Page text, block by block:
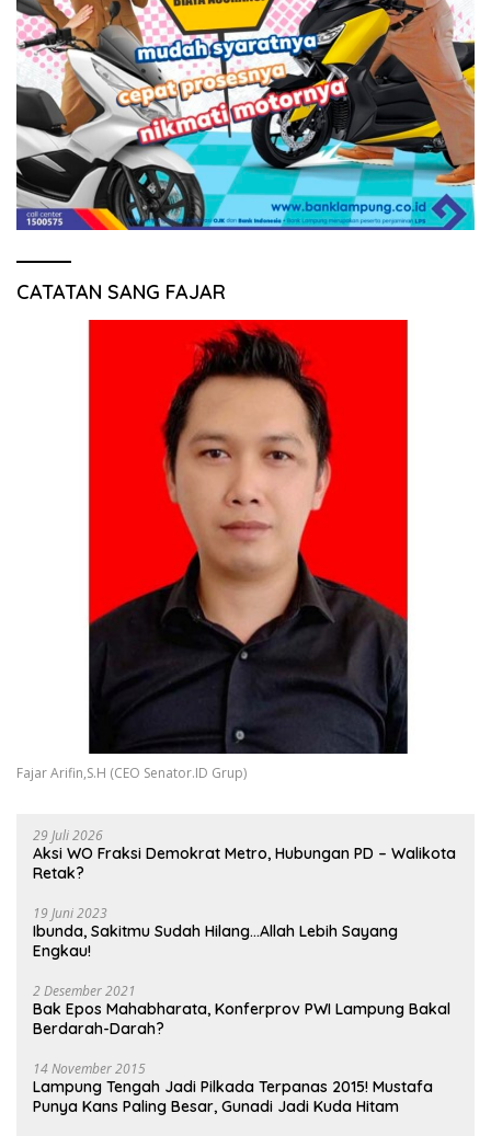
CATATAN SANG FAJAR
Fajar Arifin,S.H (CEO Senator.ID Grup)
29 Juli 2026
Aksi WO Fraksi Demokrat Metro, Hubungan PD – Walikota
Retak?
19 Juni 2023
Ibunda, Sakitmu Sudah Hilang…Allah Lebih Sayang
Engkau!
2 Desember 2021
Bak Epos Mahabharata, Konferprov PWI Lampung Bakal
Berdarah-Darah?
14 November 2015
Lampung Tengah Jadi Pilkada Terpanas 2015! Mustafa
Punya Kans Paling Besar, Gunadi Jadi Kuda Hitam